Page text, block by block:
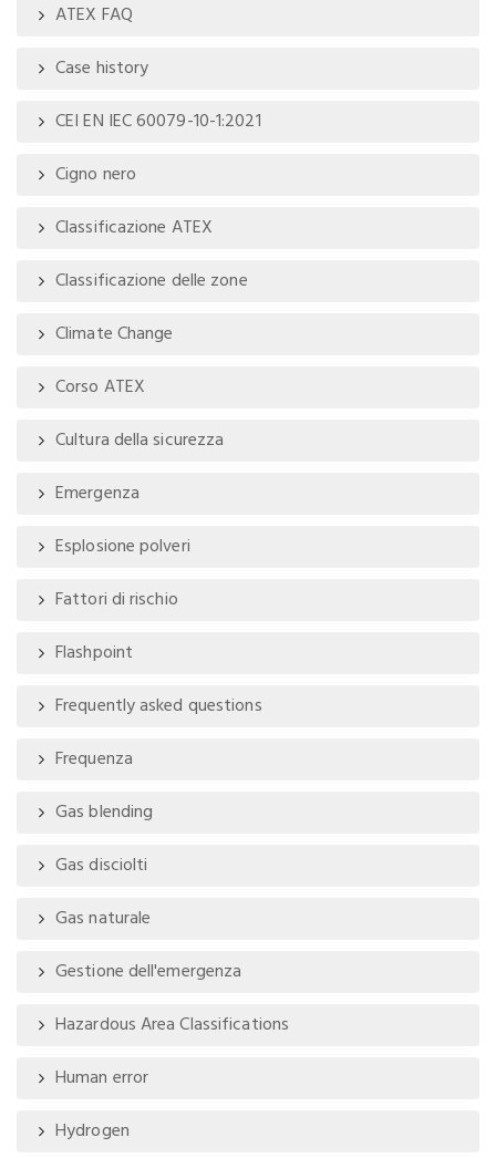
ATEX FAQ
Case history
CEI EN IEC 60079-10-1:2021
Cigno nero
Classificazione ATEX
Classificazione delle zone
Climate Change
Corso ATEX
Cultura della sicurezza
Emergenza
Esplosione polveri
Fattori di rischio
Flashpoint
Frequently asked questions
Frequenza
Gas blending
Gas disciolti
Gas naturale
Gestione dell'emergenza
Hazardous Area Classifications
Human error
Hydrogen